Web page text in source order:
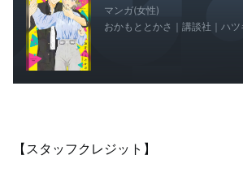
マンガ(女性)
おかもととかさ｜講談社｜ハツ
【スタッフクレジット】